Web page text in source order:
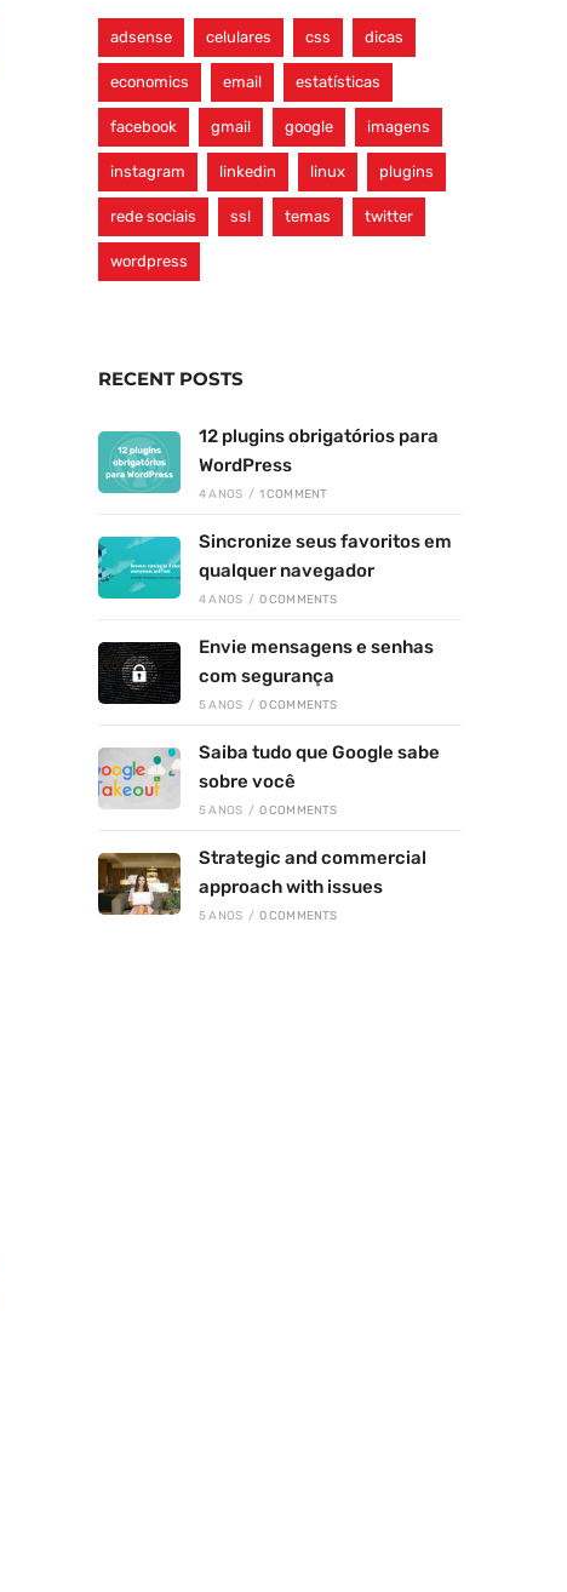
adsense celulares css dicas
economics email estatísticas
facebook gmail google imagens
instagram linkedin linux plugins
rede sociais ssl temas twitter
wordpress
RECENT POSTS
12 plugins obrigatórios para
WordPress
4 ANOS / 1 COMMENT
Sincronize seus favoritos em
qualquer navegador
4 ANOS / 0 COMMENTS
Envie mensagens e senhas
com segurança
5 ANOS / 0 COMMENTS
Saiba tudo que Google sabe
sobre você
5 ANOS / 0 COMMENTS
Strategic and commercial
approach with issues
5 ANOS / 0 COMMENTS